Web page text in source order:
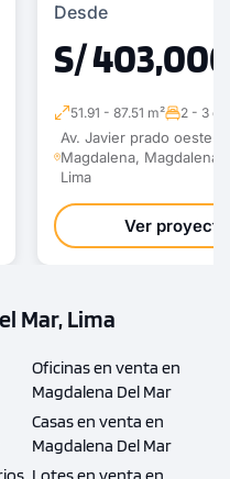
Desde
S/
51.91 - 87.51 m² 2 - 3
Av. Javier prado oeste
Magdalena, Magdalena
Lima
Ver proyecto
Mar, Lima
Oficinas en venta en
Magdalena Del Mar
Casas en venta en
Magdalena Del Mar